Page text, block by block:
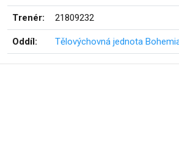
Trenér: 21809232
Oddíl: Tělovýchovná jednota